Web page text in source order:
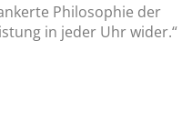
Philosophie der
in jeder Uhr wider.“